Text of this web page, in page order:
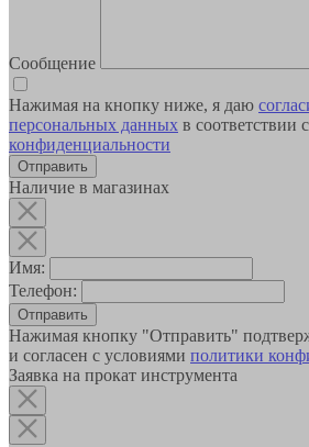
Сообщение
Нажимая на кнопку ниже, я даю
персональных данных в соответствии с
конфиденциальности
Наличие в магазинах
Имя:
Телефон:
Отправить
Нажимая кнопку "Отправить"
и согласен с условиями политики
Заявка на прокат инструмента